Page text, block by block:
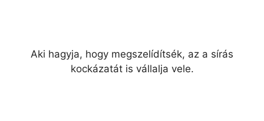
Aki hagyja, hogy megszelídítsék, az a sírás
kockázatát is vállalja vele.